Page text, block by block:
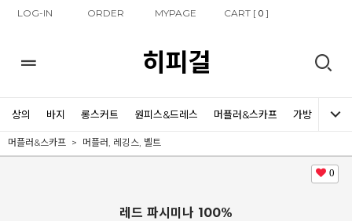
LOG-IN ORDER MYPAGE CART [0 ]
히피걸
상의 바지 롱스커트 원피스&드레스 머플러&스카프 가방 신발
머플러&스카프 머플러, 레깅스, 벨트
0
레드 파시미나 100%